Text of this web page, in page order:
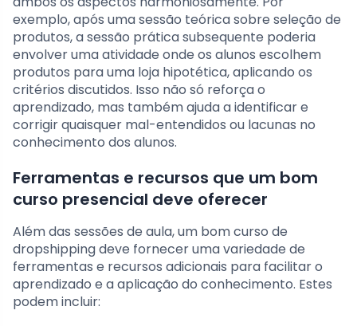
exemplo, após uma sessão teórica sobre seleção de
produtos, a sessão prática subsequente poderia
envolver uma atividade onde os alunos escolhem
produtos para uma loja hipotética, aplicando os
critérios discutidos. Isso não só reforça o
aprendizado, mas também ajuda a identificar e
corrigir quaisquer mal-entendidos ou lacunas no
conhecimento dos alunos.
Ferramentas e recursos que um bom
curso presencial deve oferecer
Além das sessões de aula, um bom curso de
dropshipping deve fornecer uma variedade de
ferramentas e recursos adicionais para facilitar o
aprendizado e a aplicação do conhecimento. Estes
podem incluir: